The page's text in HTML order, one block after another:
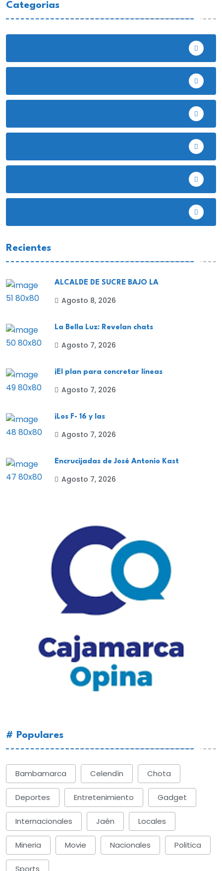
Categorias
Recientes
ALCALDE DE SUCRE BAJO LA
Agosto 8, 2026
La Bella Luz: Revelan chats
Agosto 7, 2026
¡El plan para concretar líneas
Agosto 7, 2026
¡Los F- 16 y las
Agosto 7, 2026
Encrucijadas de José Antonio Kast
Agosto 7, 2026
# Populares
Bambamarca Celendín Chota
Deportes Entretenimiento Gadget
Internacionales Jaén Locales
Mineria Movie Nacionales Politica
Sports